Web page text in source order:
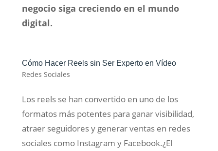
negocio siga creciendo en el mundo
digital.
Cómo Hacer Reels sin Ser Experto en Vídeo
Redes Sociales
Los reels se han convertido en uno de los
formatos más potentes para ganar visibilidad,
atraer seguidores y generar ventas en redes
sociales como Instagram y Facebook.¿El